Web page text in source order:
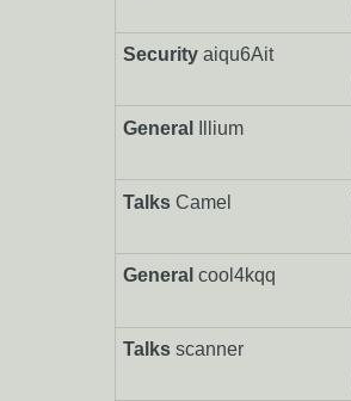
Security aiqu6Ait
General Illium
Talks Camel
General cool4kqq
Talks scanner